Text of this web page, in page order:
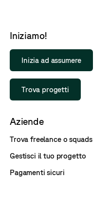
Iniziamo!
Inizia ad assumere
Trova progetti
Aziende
Trova freelance o squads
Gestisci il tuo progetto
Pagamenti sicuri